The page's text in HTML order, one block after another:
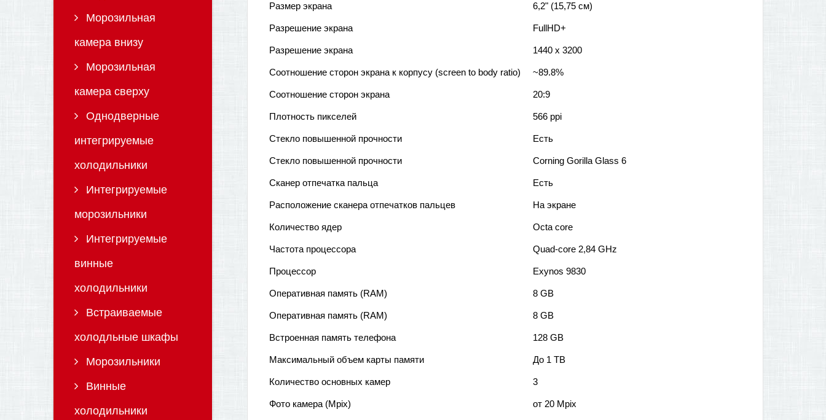
Морозильная
камера внизу
Морозильная
камера сверху
Однодверные
интегрируемые
холодильники
Интегрируемые
морозильники
Интегрируемые
винные
холодильники
Встраиваемые
холодльные шкафы
Морозильники
Винные
холодильники
Размер экрана 6,2" (15,75 см)
Разрешение экранa FullHD+
Разрешение экранa 1440 x 3200
Соотношение сторон экрана к корпусу (screen to body ratio) ~89.8%
Соотношение сторон экрана 20:9
Плотность пикселей 566 ppi
Стекло повышенной прочности Есть
Стекло повышенной прочности Corning Gorilla Glass 6
Сканер отпечатка пальца Есть
Расположение сканера отпечатков пальцев На экране
Количество ядер Octa core
Частота процессора Quad-core 2,84 GHz
Процессор Exynos 9830
Оперативная память (RAM) 8 GB
Оперативная память (RAM) 8 GB
Встроенная память телефона 128 GB
Максимальный объем карты памяти До 1 TB
Количество основных камер 3
Фото камера (Mpix) от 20 Mpix